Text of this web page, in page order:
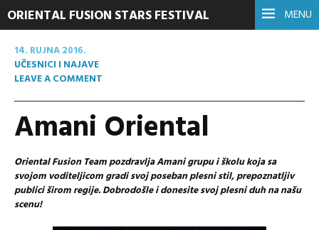
MENU
ORIENTAL FUSION STARS FESTIVAL
14. RUJNA 2016.
UČESNICI I NAJAVE
LEAVE A COMMENT
Amani Oriental
Oriental Fusion Team pozdravlja Amani grupu i školu koja sa
svojom voditeljicom gradi svoj poseban plesni stil, prepoznatljiv
publici širom regije. Dobrodošle i donesite svoj plesni duh na našu
scenu!